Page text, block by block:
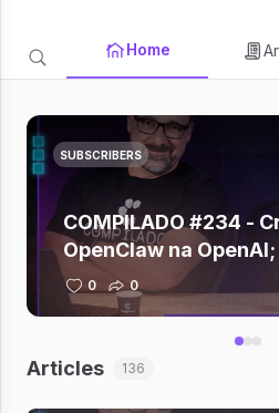
Home
COMPILADO #234 -
OpenClaw na
deixa GitHub;
sobre vício em
Figma; Gemini
0 0
SUBSCRIBERS
Articles 136